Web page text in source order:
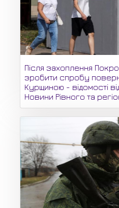
Після захоплення
зробити спробу
Курщиною - відомості
Новини Рівного та